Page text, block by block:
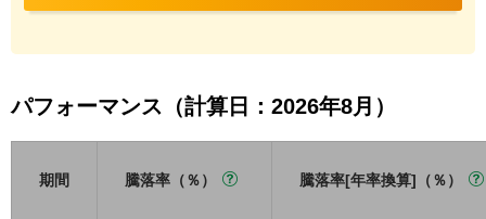
パフォーマンス（計算日：2026年8月）
期間 騰落率（％） 騰落率[年率換算]（％）